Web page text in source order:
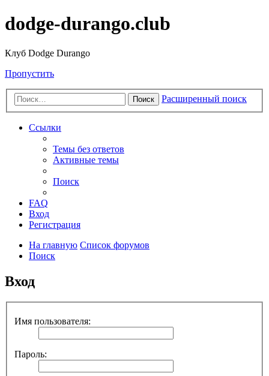
dodge-durango.club
Клуб Dodge Durango
Пропустить
Поиск Расширенный поиск
Ссылки
Темы без ответов
Активные темы
Поиск
FAQ
Вход
Регистрация
На главную Список форумов
Поиск
Вход
Имя пользователя:
Пароль: